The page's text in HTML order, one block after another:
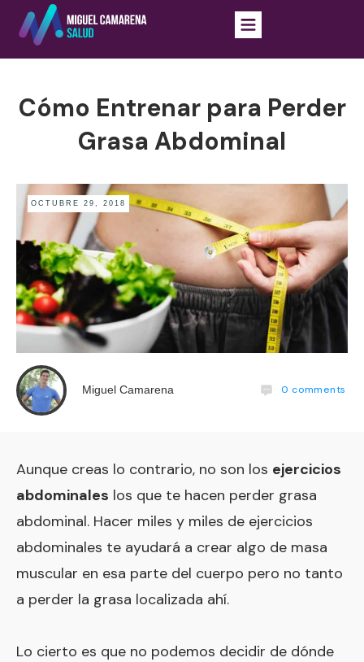
Cómo Entrenar para Perder
Grasa Abdominal
OCTUBRE 29, 2018
Miguel Camarena 0 comments
Aunque creas lo contrario, no son los ejercicios
abdominales los que te hacen perder grasa
abdominal. Hacer miles y miles de ejercicios
abdominales te ayudará a crear algo de masa
muscular en esa parte del cuerpo pero no tanto
a perder la grasa localizada ahí.
Lo cierto es que no podemos decidir de dónde